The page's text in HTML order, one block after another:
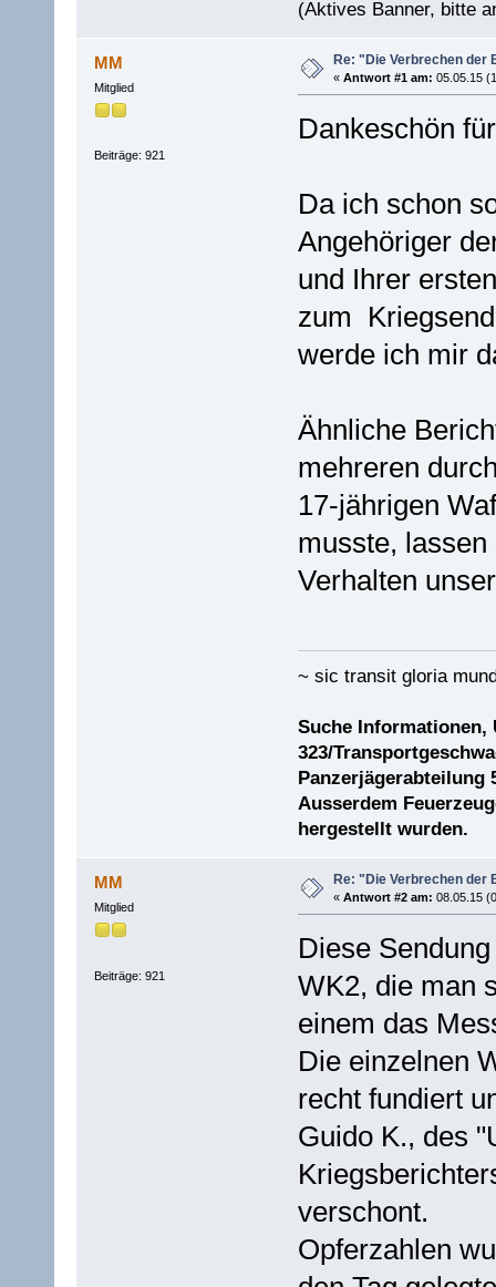
(Aktives Banner, bitte
MM
Mitglied
Beiträge: 921
Re: "Die Verbrechen der
« Antwort #1 am: 05.05.15
Dankeschön
Da ich schon
Angehöriger
und Ihrer
zum
werde ich mir
Ähnliche
mehreren
17-jährigen
musste,
Verhalten
~ sic transit gloria
Suche Informationen,
323/
Panzerjägerabteilung
Ausserdem
hergestellt wurden.
MM
Mitglied
Beiträge: 921
Re: "Die Verbrechen der
« Antwort #2 am: 08.05.15
Diese
WK2, die man
einem das
Die einzelnen
recht fundiert
Guido K., des
verschont.
Opferzahlen